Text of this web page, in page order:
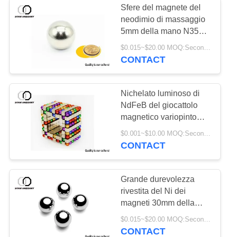
Palle magnetiche
della sfera
Magneti del grado
medico
19
Sfere del magnete del
neodimio di massaggio
5mm della mano N35
per industria medica
CONTACT
Nichelato luminoso di
NdFeB del giocattolo
magnetico variopinto
delle sfere per i bambini
CONTACT
Grande durevolezza
rivestita del Ni dei
magneti 30mm della
sfera del neodimio
doppia alta
$0.015~$20.00 MOQ:Secondo il diametro, la placcatura e l'imballaggio della sfera
CONTACT